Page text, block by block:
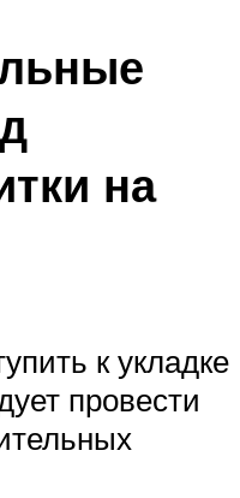
на
к укладке
провести